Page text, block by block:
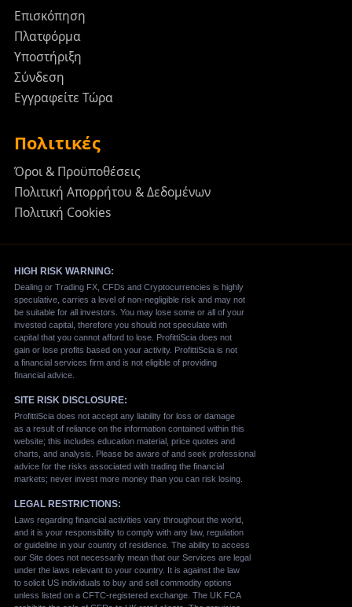
Επισκόπηση
Πλατφόρμα
Υποστήριξη
Σύνδεση
Εγγραφείτε Τώρα
Πολιτικές
Όροι & Προϋποθέσεις
Πολιτική Απορρήτου & Δεδομένων
Πολιτική Cookies